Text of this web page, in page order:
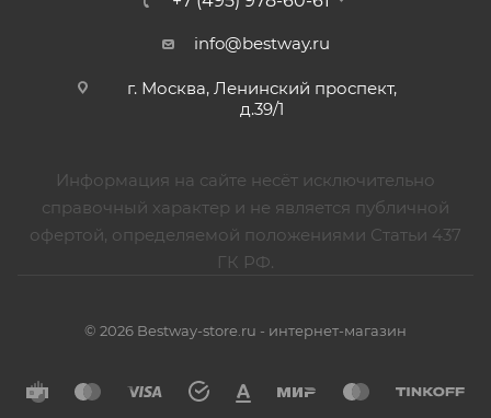
info@bestway.ru
г. Москва, Ленинский проспект,
д.39/1
Информация на сайте несёт исключительно
справочный характер и не является публичной
офертой, определяемой положениями Статьи 437
ГК РФ.
© 2026 Bestway-store.ru - интернет-магазин